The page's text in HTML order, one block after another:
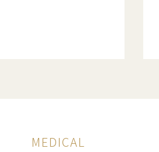
MEDICAL